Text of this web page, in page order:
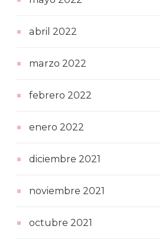
abril 2022
marzo 2022
febrero 2022
enero 2022
diciembre 2021
noviembre 2021
octubre 2021